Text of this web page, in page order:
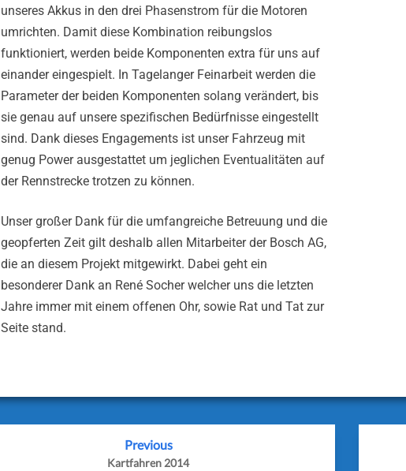
unseres Akkus in den drei Phasenstrom für die Motoren
umrichten. Damit diese Kombination reibungslos
funktioniert, werden beide Komponenten extra für uns auf
einander eingespielt. In Tagelanger Feinarbeit werden die
Parameter der beiden Komponenten solang verändert, bis
sie genau auf unsere spezifischen Bedürfnisse eingestellt
sind. Dank dieses Engagements ist unser Fahrzeug mit
genug Power ausgestattet um jeglichen Eventualitäten auf
der Rennstrecke trotzen zu können.
Unser großer Dank für die umfangreiche Betreuung und die
geopferten Zeit gilt deshalb allen Mitarbeiter der Bosch AG,
die an diesem Projekt mitgewirkt. Dabei geht ein
besonderer Dank an René Socher welcher uns die letzten
Jahre immer mit einem offenen Ohr, sowie Rat und Tat zur
Seite stand.
Previous
Kartfahren 2014